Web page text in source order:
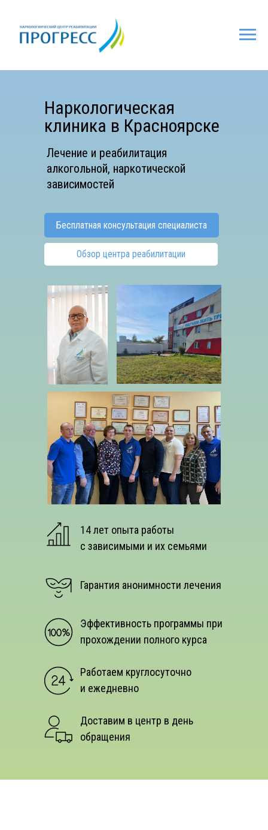
Наркологическая
клиника в Красноярске
Лечение и реабилитация
алкогольной, наркотической
зависимостей
Бесплатная консультация специалиста
Обзор центра реабилитации
14 лет опыта работы
с зависимыми и их семьями
Доставим в центр в день
обращения
Гарантия анонимности лечения
Работаем круглосуточно
и ежедневно
Эффективность программы при
прохождении полного курса